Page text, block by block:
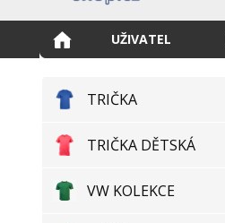
UŽIVATEL
TRIČKA
TRIČKA DĚTSKÁ
VW KOLEKCE